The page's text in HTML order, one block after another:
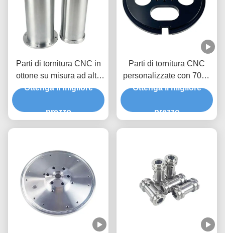
Parti di tornitura CNC in
ottone su misura ad alta
precisione con servizi
Ottenga il migliore
prezzo
Parti di tornitura CNC
personalizzate con 7075
T6 in alluminio e
mm per parti metalliche di
Ottenga il migliore
prezzo